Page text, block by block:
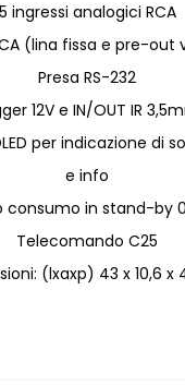
5 ingressi analogici RCA
(lina fissa e pre-out
Presa RS-232
12V e IN/OUT IR
per indicazione di
e info
consumo in stand-by
Telecomando C25
(lxaxp) 43 x 10,6 x